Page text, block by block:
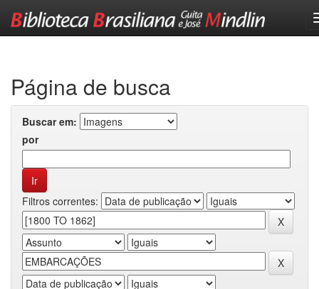
Página de busca
Buscar em:
por
Filtros correntes: